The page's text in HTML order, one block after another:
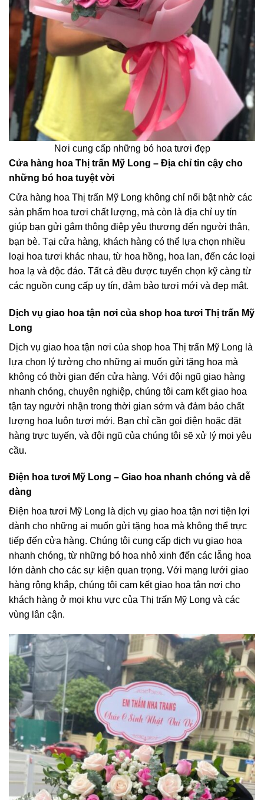
Nơi cung cấp những bó hoa tươi đẹp
Cửa hàng hoa Thị trấn Mỹ Long – Địa chỉ tin cậy cho
những bó hoa tuyệt vời
Cửa hàng hoa Thị trấn Mỹ Long không chỉ nổi bật nhờ các
sản phẩm hoa tươi chất lượng, mà còn là địa chỉ uy tín
giúp bạn gửi gắm thông điệp yêu thương đến người thân,
bạn bè. Tại cửa hàng, khách hàng có thể lựa chọn nhiều
loại hoa tươi khác nhau, từ hoa hồng, hoa lan, đến các loại
hoa lạ và độc đáo. Tất cả đều được tuyển chọn kỹ càng từ
các nguồn cung cấp uy tín, đảm bảo tươi mới và đẹp mắt.
Dịch vụ giao hoa tận nơi của shop hoa tươi Thị trấn Mỹ
Long
Dịch vụ giao hoa tận nơi của shop hoa Thị trấn Mỹ Long là
lựa chọn lý tưởng cho những ai muốn gửi tặng hoa mà
không có thời gian đến cửa hàng. Với đội ngũ giao hàng
nhanh chóng, chuyên nghiệp, chúng tôi cam kết giao hoa
tận tay người nhận trong thời gian sớm và đảm bảo chất
lượng hoa luôn tươi mới. Bạn chỉ cần gọi điện hoặc đặt
hàng trực tuyến, và đội ngũ của chúng tôi sẽ xử lý mọi yêu
cầu.
Điện hoa tươi Mỹ Long – Giao hoa nhanh chóng và dễ
dàng
Điện hoa tươi Mỹ Long là dịch vụ giao hoa tận nơi tiện lợi
dành cho những ai muốn gửi tặng hoa mà không thể trực
tiếp đến cửa hàng. Chúng tôi cung cấp dịch vụ giao hoa
nhanh chóng, từ những bó hoa nhỏ xinh đến các lẵng hoa
lớn dành cho các sự kiện quan trọng. Với mạng lưới giao
hàng rộng khắp, chúng tôi cam kết giao hoa tận nơi cho
khách hàng ở mọi khu vực của Thị trấn Mỹ Long và các
vùng lân cận.